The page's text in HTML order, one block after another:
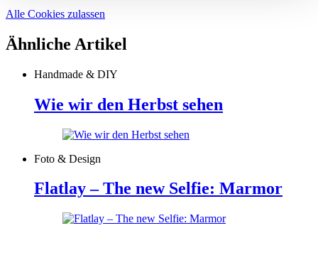
Alle Cookies zulassen
Ähnliche Artikel
Handmade & DIY
Wie wir den Herbst sehen
Foto & Design
Flatlay – The new Selfie: Marmor